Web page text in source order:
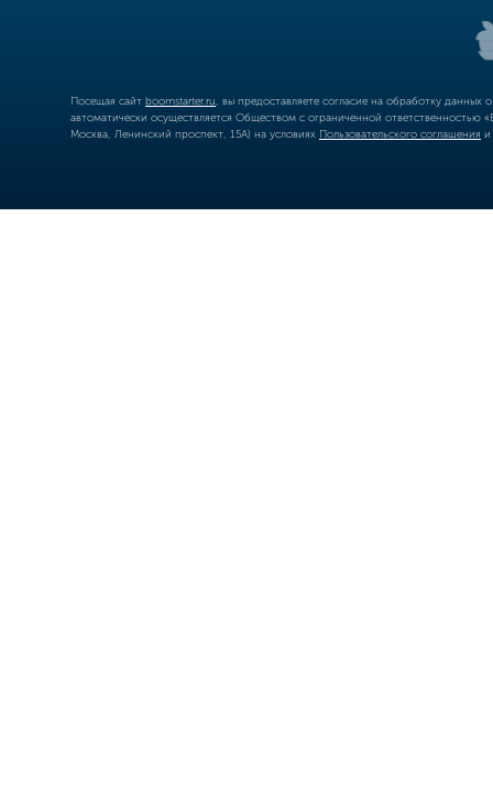
Посещая сайт boomstarter.ru , вы предоставляете согласие на обработку
автоматически осуществляется Обществом с ограниченной
Москва, Ленинский проспект, 15А) на условиях Пользовательского соглашения и